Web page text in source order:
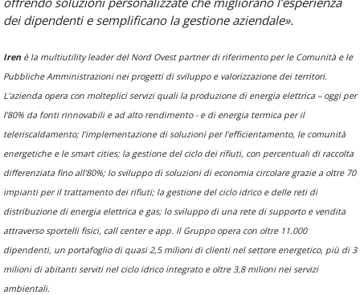
dei dipendenti e semplificano la gestione aziendale».
Iren è la multiutility leader del Nord Ovest partner di riferimento per le Comunità e le
Pubbliche Amministrazioni nei progetti di sviluppo e valorizzazione dei territori.
L’azienda opera con molteplici servizi quali la produzione di energia elettrica – oggi per
l’80% da fonti rinnovabili e ad alto rendimento - e di energia termica per il
teleriscaldamento; l’implementazione di soluzioni per l’efficientamento, le comunità
energetiche e le smart cities; la gestione del ciclo dei rifiuti, con percentuali di raccolta
differenziata fino all’80%; lo sviluppo di soluzioni di economia circolare grazie a oltre 70
impianti per il trattamento dei rifiuti; la gestione del ciclo idrico e delle reti di
distribuzione di energia elettrica e gas; lo sviluppo di una rete di supporto e vendita
attraverso sportelli fisici, call center e app. Il Gruppo opera con oltre 11.000
dipendenti, un portafoglio di quasi 2,5 milioni di clienti nel settore energetico, più di 3
milioni di abitanti serviti nel ciclo idrico integrato e oltre 3,8 milioni nei servizi
ambientali.